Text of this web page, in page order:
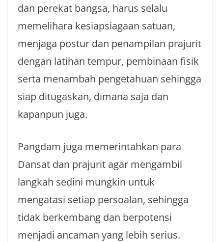
dan perekat bangsa, harus selalu
memelihara kesiapsiagaan satuan,
menjaga postur dan penampilan prajurit
dengan latihan tempur, pembinaan fisik
serta menambah pengetahuan sehingga
siap ditugaskan, dimana saja dan
kapanpun juga.
Pangdam juga memerintahkan para
Dansat dan prajurit agar mengambil
langkah sedini mungkin untuk
mengatasi setiap persoalan, sehingga
tidak berkembang dan berpotensi
menjadi ancaman yang lebih serius.